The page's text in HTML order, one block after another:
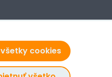
cookies